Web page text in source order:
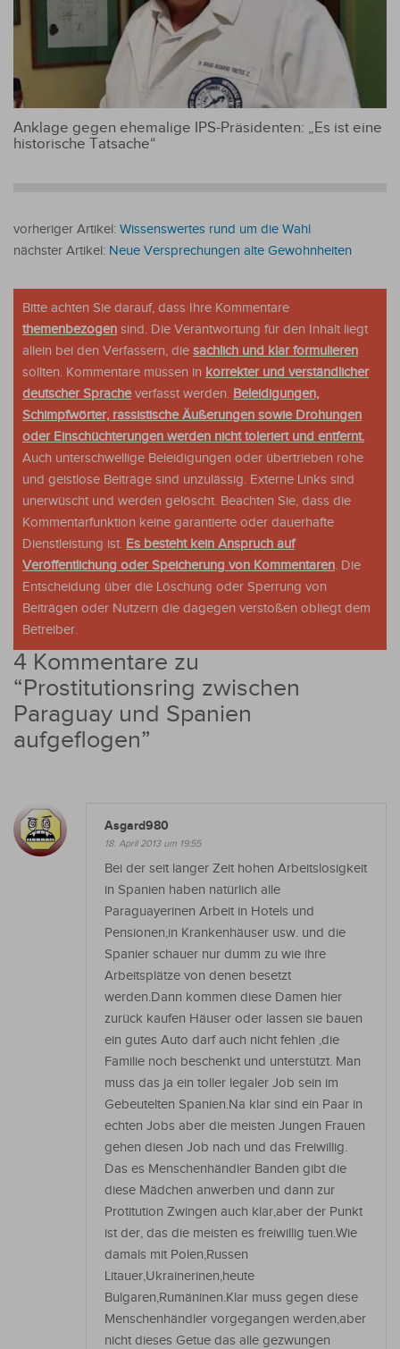
Anklage gegen ehemalige IPS-Präsidenten: „Es ist eine
historische Tatsache“
vorheriger Artikel: Wissenswertes rund um die Wahl
nächster Artikel: Neue Versprechungen alte Gewohnheiten
Bitte achten Sie darauf, dass Ihre Kommentare
themenbezogen sind. Die Verantwortung für den Inhalt liegt
allein bei den Verfassern, die sachlich und klar formulieren
sollten. Kommentare müssen in korrekter und verständlicher
deutscher Spracheverfasst werden. Beleidigungen,
Schimpfwörter, rassistische Äußerungen sowie Drohungen
oder Einschüchterungen werden nicht toleriert und entfernt.
Auch unterschwellige Beleidigungen oder übertrieben rohe
und geistlose Beiträge sind unzulässig. Externe Links sind
unerwüscht und werden gelöscht. Beachten Sie, dass die
Kommentarfunktion keine garantierte oder dauerhafte
Dienstleistung ist. Es besteht kein Anspruch auf
Veröffentlichung oder Speicherung von Kommentaren. Die
Entscheidung über die Löschung oder Sperrung von
Beiträgen oder Nutzern die dagegen verstoßen obliegt dem
Betreiber.
4 Kommentare zu
“Prostitutionsring zwischen
Paraguay und Spanien
aufgeflogen”
Asgard980
18. April 2013 um 19:55
Bei der seit langer Zeit hohen Arbeitslosigkeit
in Spanien haben natürlich alle
Paraguayerinen Arbeit in Hotels und
Pensionen,in Krankenhäuser usw. und die
Spanier schauer nur dumm zu wie ihre
Arbeitsplätze von denen besetzt
werden.Dann kommen diese Damen hier
zurück kaufen Häuser oder lassen sie bauen
ein gutes Auto darf auch nicht fehlen ,die
Familie noch beschenkt und unterstützt. Man
muss das ja ein toller legaler Job sein im
Gebeutelten Spanien.Na klar sind ein Paar in
echten Jobs aber die meisten Jungen Frauen
gehen diesen Job nach und das Freiwillig.
Das es Menschenhändler Banden gibt die
diese Mädchen anwerben und dann zur
Protitution Zwingen auch klar,aber der Punkt
ist der, das die meisten es freiwillig tuen.Wie
damals mit Polen,Russen
Litauer,Ukrainerinen,heute
Bulgaren,Rumäninen.Klar muss gegen diese
Menschenhändler vorgegangen werden,aber
nicht dieses Getue das alle gezwungen